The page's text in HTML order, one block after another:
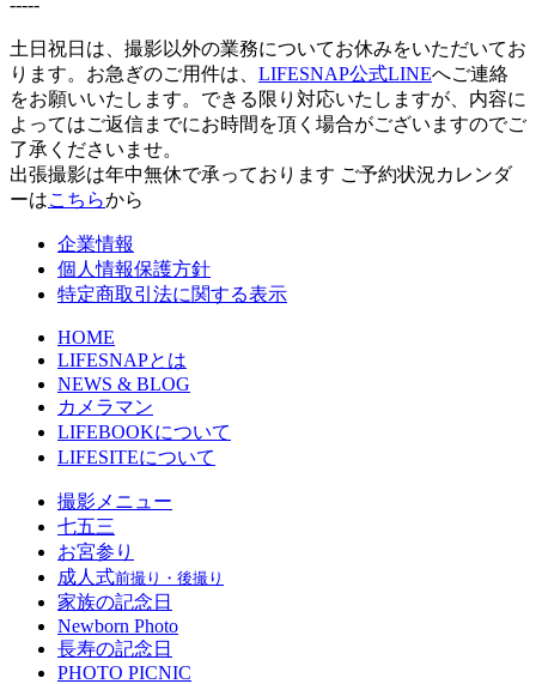
土日祝日は、撮影以外の業務についてお休みをいただいてお
ります。お急ぎのご用件は、 LIFESNAP公式LINEへご連絡
をお願いいたします。できる限り対応いたしますが、内容に
よってはご返信までにお時間を頂く場合がございますのでご
了承くださいませ。
出張撮影は年中無休で承っております ご予約状況カレンダ
ーはこちらから
企業情報
個人情報保護方針
特定商取引法に関する表示
HOME
LIFESNAPとは
NEWS & BLOG
カメラマン
LIFEBOOKについて
LIFESITEについて
撮影メニュー
七五三
お宮参り
成人式前撮り・後撮り
家族の記念日
Newborn Photo
長寿の記念日
PHOTO PICNIC